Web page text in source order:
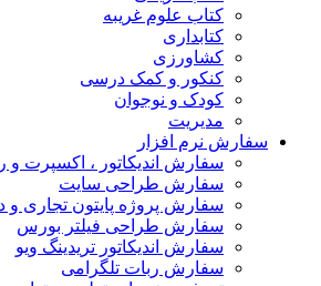
کتاب علوم غریبه
کتابداری
کشاورزی
کنکور و کمک‌ درسی
کودک و نوجوان
مدیریت
سفارش نرم افزار
سفارش اندیکاتور ، اکسپرت و
سفارش طراحی سایت
سفارش پروژه پایتون تجاری و
سفارش طراحی فیلتر بورس
سفارش اندیکاتور تریدینگ ویو
سفارش ربات تلگرامی